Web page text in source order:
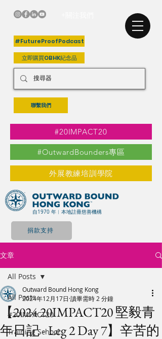
#FutureProofPodcast
立即購買OBHK紀念品
聯繫我們
#20IMPACT20
#OutwardBounders專區
外展教練培訓學院
自1970 年︳本地註冊慈善機構
捐款支持
文章
All Posts
#20IMPACT20
Training School
All Posts
【2024 20IMPACT20 堅毅青
年日記 - Leg 2 Day 7】辛苦的
Outward Bound Hong Kong
2024年12月17日 讀畢需時 2 分鐘